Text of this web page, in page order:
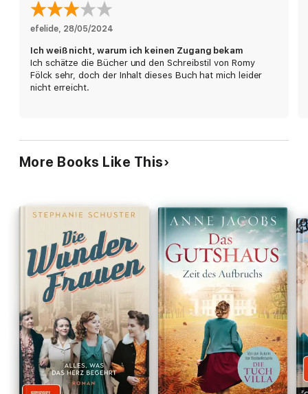
hat. Juli bleibt nichts anderes übrig, sie muss ihre Reise
aufschieben. Weil es schlecht um den Lebenshof für Tiere
steht, werfen Thea und Juli ihre Vorbehalte über Bord und
efelide 28/05/2024
Ich weiß nicht, warum ich keinen Zugang bekam
Ich schätze die Bücher und den Schreibstil von Romy
Fölck sehr, doch der Inhalt dieses Buch hat mich leider
nicht erreicht.
More Books Like This